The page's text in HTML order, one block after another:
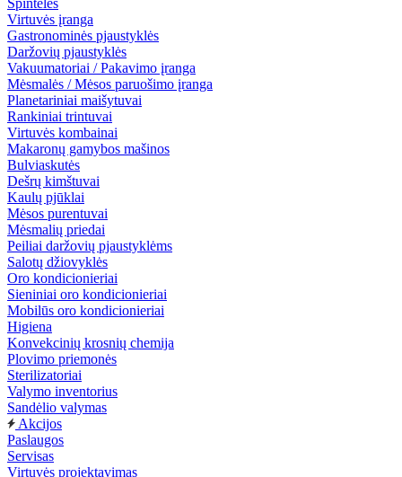
Spintelės
Virtuvės įranga
Gastronominės pjaustyklės
Daržovių pjaustyklės
Vakuumatoriai / Pakavimo įranga
Mėsmalės / Mėsos paruošimo įranga
Planetariniai maišytuvai
Rankiniai trintuvai
Virtuvės kombainai
Makaronų gamybos mašinos
Bulviaskutės
Dešrų kimštuvai
Kaulų pjūklai
Mėsos purentuvai
Mėsmalių priedai
Peiliai daržovių pjaustyklėms
Salotų džiovyklės
Oro kondicionieriai
Sieniniai oro kondicionieriai
Mobilūs oro kondicionieriai
Higiena
Konvekcinių krosnių chemija
Plovimo priemonės
Sterilizatoriai
Valymo inventorius
Sandėlio valymas
Akcijos
Paslaugos
Servisas
Virtuvės projektavimas